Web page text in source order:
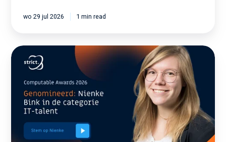
wo 29 jul 2026 1 min read
Nienke
Bink
genomineerd
voor
Computable
Awards
2026